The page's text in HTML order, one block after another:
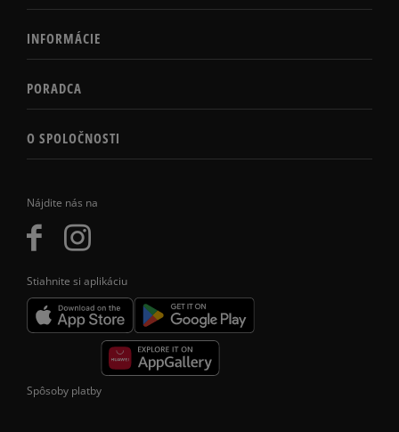
Nájdite nás na
Stiahnite si aplikáciu
INFORMÁCIE
PORADCA
O SPOLOČNOSTI
Spôsoby platby